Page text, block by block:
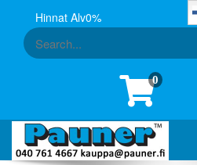
content
Hinnat Alv0%
0